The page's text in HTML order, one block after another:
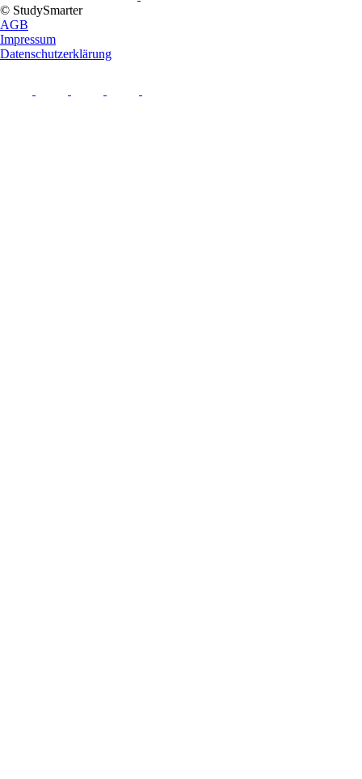
© StudySmarter
AGB
Impressum
Datenschutzerklärung